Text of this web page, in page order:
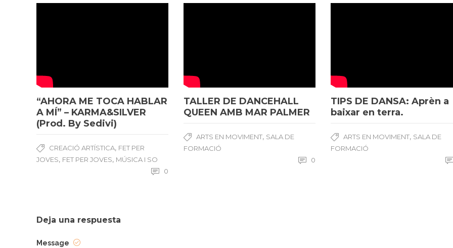
“AHORA ME TOCA HABLAR
A MÍ” – KARMA&SILVER
(Prod. By Sedivi)
CREACIÓ ARTÍSTICA, FET PER
JOVES, FET PER JOVES, MÚSICA I SO
0
TALLER DE DANCEHALL
QUEEN AMB MAR PALMER
ARTS EN MOVIMENT, SALA DE
FORMACIÓ
0
TIPS DE DANSA: Aprèn a
baixar en terra.
ARTS EN MOVIMENT, SALA DE
FORMACIÓ
Deja una respuesta
Message